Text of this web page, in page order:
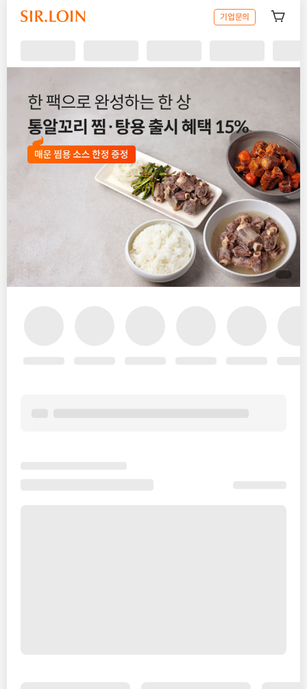
설로인 — 프리미엄 한우의 기준 기업문의
설로인은 2017년 설립된 프리미엄 한우 B2C 브랜드입니다. 데이
주요 카테고리
한우 등심·채끝·안심 — 부위별 마블링과 추천 조리법
드라이에이징·웻에이징 숙성육
명절 한우 선물세트 및 기업 답례
설로인 매거진 — 한우 부위·숙성·조리법 가이드